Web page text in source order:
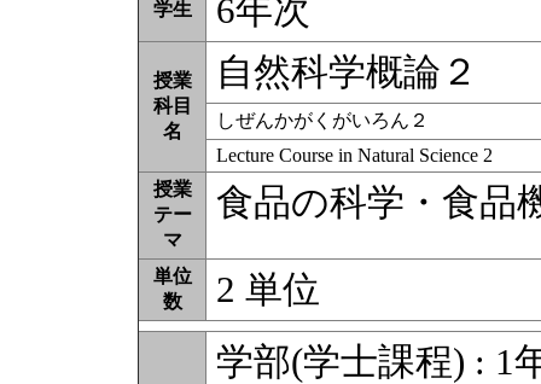
学生
6年次
授業
科目
名
自然科学概論２
しぜんかがくがいろん２
Lecture Course in Natural Science 2
授業
テー
マ
食品の科学・食品
単位
数
2 単位
学部(学士課程) : 1